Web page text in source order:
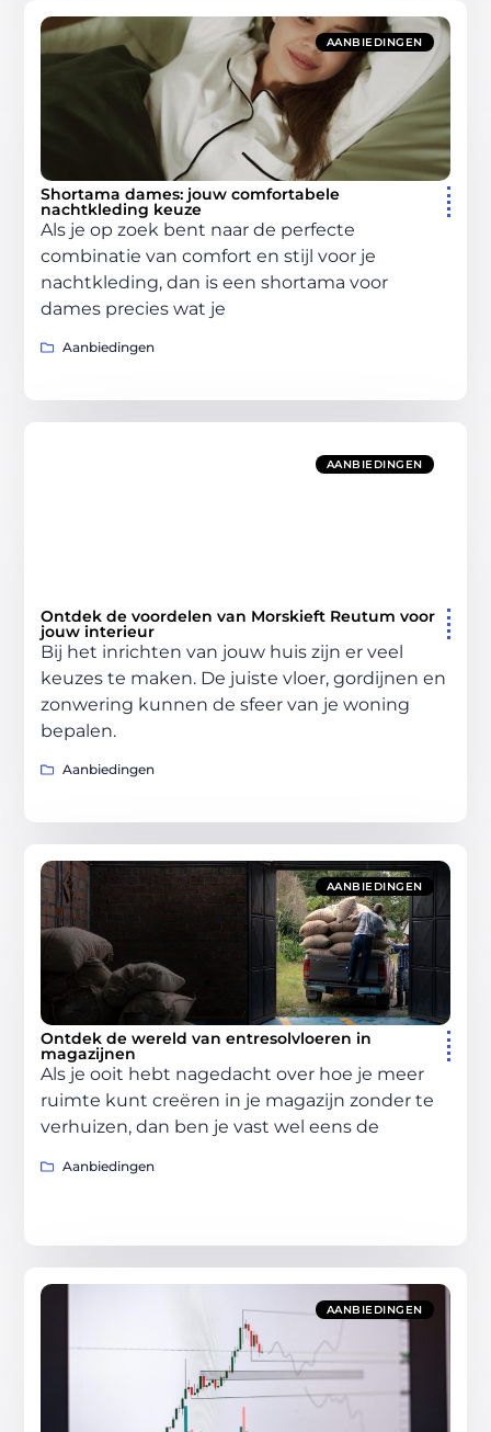
AANBIEDINGEN
Shortama dames: jouw comfortabele
nachtkleding keuze
Als je op zoek bent naar de perfecte
combinatie van comfort en stijl voor je
nachtkleding, dan is een shortama voor
dames precies wat je
Aanbiedingen
AANBIEDINGEN
Ontdek de voordelen van Morskieft Reutum voor
jouw interieur
Bij het inrichten van jouw huis zijn er veel
keuzes te maken. De juiste vloer, gordijnen en
zonwering kunnen de sfeer van je woning
bepalen.
Aanbiedingen
AANBIEDINGEN
Ontdek de wereld van entresolvloeren in
magazijnen
Als je ooit hebt nagedacht over hoe je meer
ruimte kunt creëren in je magazijn zonder te
verhuizen, dan ben je vast wel eens de
Aanbiedingen
AANBIEDINGEN